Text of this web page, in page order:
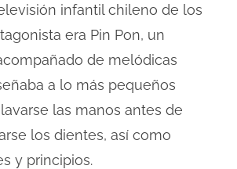
infantil chileno de los
era Pin Pon, un
de melódicas
a lo más pequeños
las manos antes de
los dientes, así como
y principios.